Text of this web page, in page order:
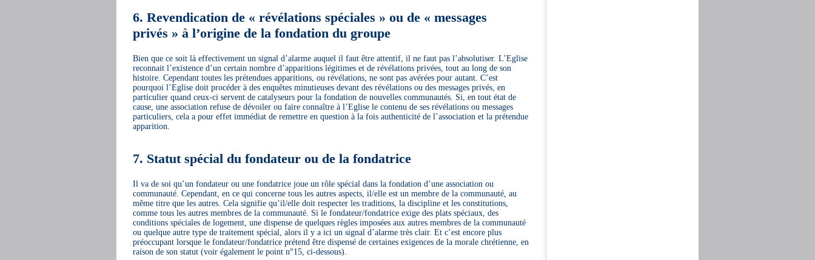
6. Revendication de « révélations spéciales » ou de « messages
privés » à l’origine de la fondation du groupe
Bien que ce soit là effectivement un signal d’alarme auquel il faut être attentif, il ne faut pas l’absolutiser. L’Eglise
reconnait l’existence d’un certain nombre d’apparitions légitimes et de révélations privées, tout au long de son
histoire. Cependant toutes les prétendues apparitions, ou révélations, ne sont pas avérées pour autant. C’est
pourquoi l’Eglise doit procéder à des enquêtes minutieuses devant des révélations ou des messages privés, en
particulier quand ceux-ci servent de catalyseurs pour la fondation de nouvelles communautés. Si, en tout état de
cause, une association refuse de dévoiler ou faire connaître à l’Eglise le contenu de ses révélations ou messages
particuliers, cela a pour effet immédiat de remettre en question à la fois authenticité de l’association et la prétendue
apparition.
7. Statut spécial du fondateur ou de la fondatrice
Il va de soi qu’un fondateur ou une fondatrice joue un rôle spécial dans la fondation d’une association ou
communauté. Cependant, en ce qui concerne tous les autres aspects, il/elle est un membre de la communauté, au
même titre que les autres. Cela signifie qu’il/elle doit respecter les traditions, la discipline et les constitutions,
comme tous les autres membres de la communauté. Si le fondateur/fondatrice exige des plats spéciaux, des
conditions spéciales de logement, une dispense de quelques règles imposées aux autres membres de la communauté
ou quelque autre type de traitement spécial, alors il y a ici un signal d’alarme très clair. Et c’est encore plus
préoccupant lorsque le fondateur/fondatrice prétend être dispensé de certaines exigences de la morale chrétienne, en
raison de son statut (voir également le point n°15, ci-dessous).